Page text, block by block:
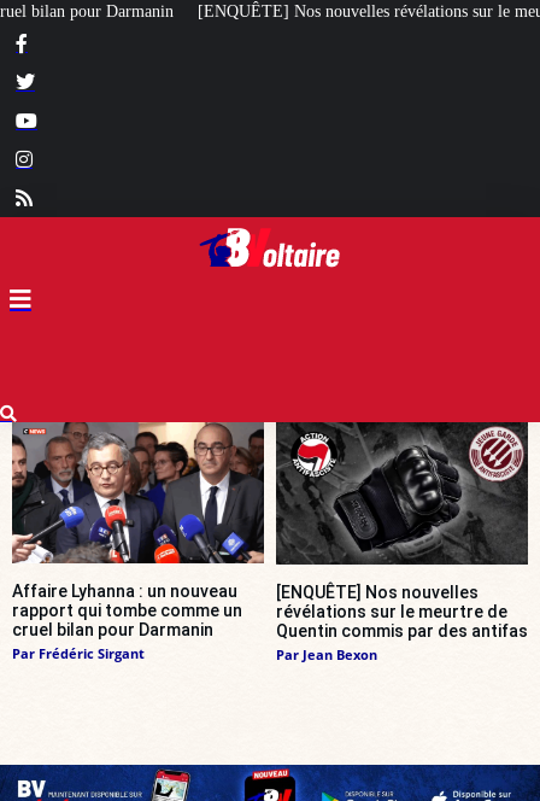
Nos nouvelles révélations sur le meurtre de Quentin commis par des
Affaire Lyhanna : un nouveau
rapport qui tombe comme un
cruel bilan pour Darmanin
Par Frédéric Sirgant
[ENQUÊTE] Nos nouvelles
révélations sur le meurtre de
Quentin commis par des antifas
Par Jean Bexon